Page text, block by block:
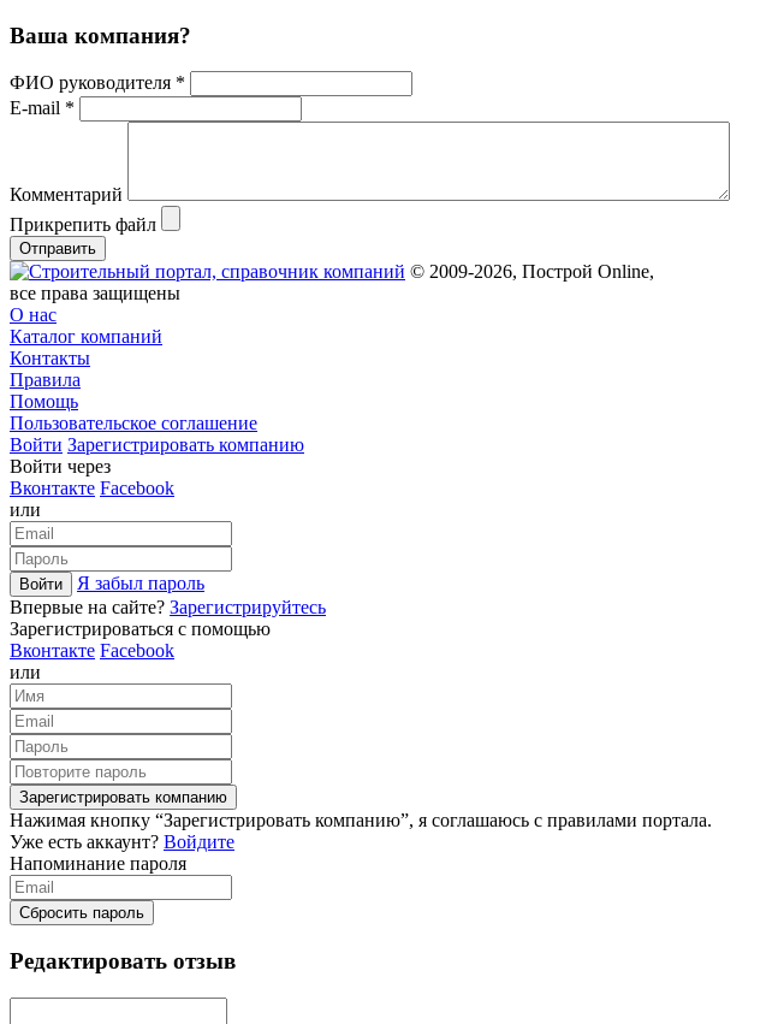
Ваша компания?
ФИО руководителя *
E-mail *
Комментарий
Прикрепить файл
Отправить
© 2009-2026, Построй Online,
все права защищены
О нас
Каталог компаний
Контакты
Правила
Помощь
Пользовательское соглашение
Войти Зарегистрировать компанию
Войти через
Вконтакте Facebook
или
Войти
Я забыл пароль
Впервые на сайте? Зарегистрируйтесь
Зарегистрироваться с помощью
Вконтакте Facebook
или
Зарегистрировать компанию
Нажимая кнопку “Зарегистрировать компанию”, я соглашаюсь с правилами портала.
Уже есть аккаунт? Войдите
Напоминание пароля
Сбросить пароль
Редактировать отзыв